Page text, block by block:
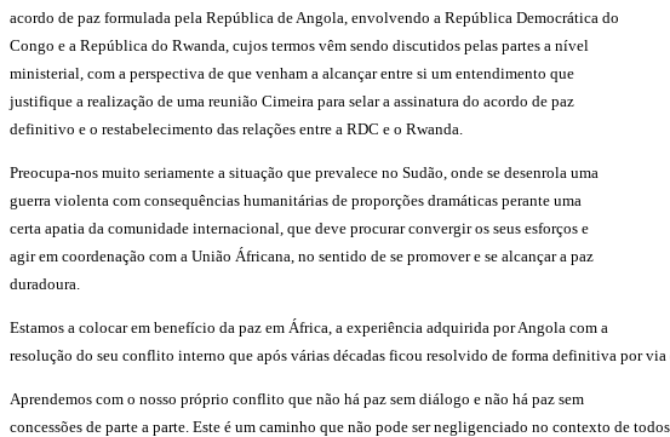
acordo de paz formulada pela República de Angola, envolvendo a República Democrática do
Congo e a República do Rwanda, cujos termos vêm sendo discutidos pelas partes a nível
ministerial, com a perspectiva de que venham a alcançar entre si um entendimento que
justifique a realização de uma reunião Cimeira para selar a assinatura do acordo de paz
definitivo e o restabelecimento das relações entre a RDC e o Rwanda.
Preocupa-nos muito seriamente a situação que prevalece no Sudão, onde se desenrola uma
guerra violenta com consequências humanitárias de proporções dramáticas perante uma
certa apatia da comunidade internacional, que deve procurar convergir os seus esforços e
agir em coordenação com a União Áfricana, no sentido de se promover e se alcançar a paz
duradoura.
Estamos a colocar em benefício da paz em África, a experiência adquirida por Angola com a
resolução do seu conflito interno que após várias décadas ficou resolvido de forma definitiva por
Aprendemos com o nosso próprio conflito que não há paz sem diálogo e não há paz sem
concessões de parte a parte. Este é um caminho que não pode ser negligenciado no contexto de